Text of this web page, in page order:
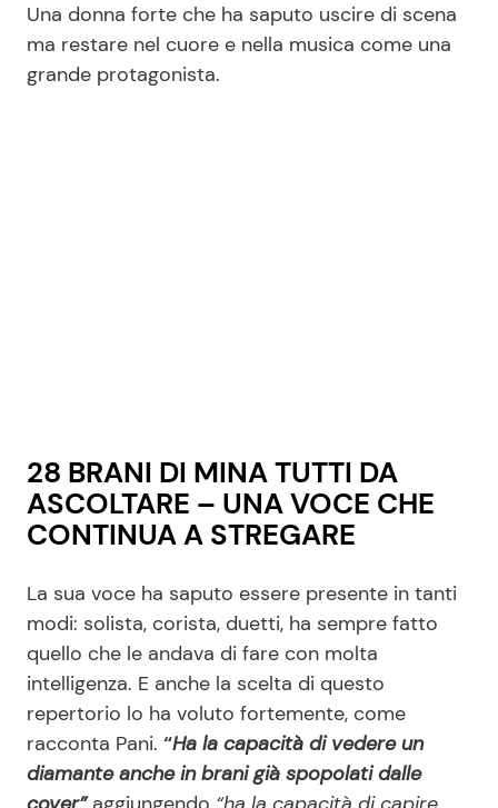
Info
Chi siamo
Una donna forte che ha saputo uscire di scena
ma restare nel cuore e nella musica come una
grande protagonista.
28 BRANI DI MINA TUTTI DA
ASCOLTARE – UNA VOCE CHE
CONTINUA A STREGARE
La sua voce ha saputo essere presente in tanti
modi: solista, corista, duetti, ha sempre fatto
quello che le andava di fare con molta
intelligenza. E anche la scelta di questo
repertorio lo ha voluto fortemente, come
racconta Pani. “Ha la capacità di vedere un
diamante anche in brani già spopolati dalle